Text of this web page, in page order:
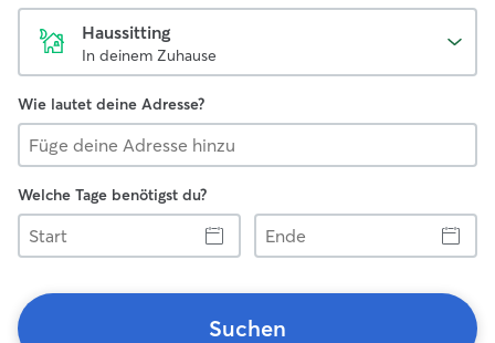
Haussitting
In deinem Zuhause
Wie lautet deine Adresse?
Welche Tage benötigst du?
Start
Ende
Suchen